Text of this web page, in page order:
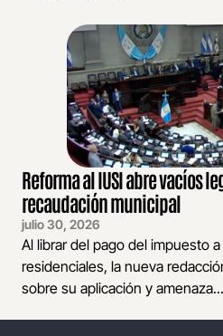
Reforma al IUSI abre vacíos
recaudación municipal
julio 30, 2026
Al librar del pago del impuesto
residenciales, la nueva
sobre su aplicación y amenaza...